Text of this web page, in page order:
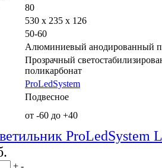
80
530 х 235 х 126
50-60
Алюминиевый анодированный
Прозрачный
поликарбонат
ProLedSystem
Подвесное
от -60 до +40
ProLedSystem
+ -